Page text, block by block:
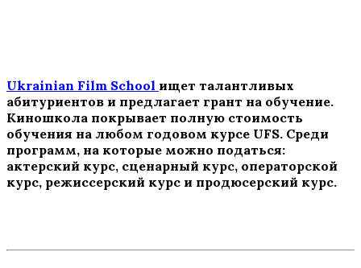
Ukrainian Film School ищет талантливых
абитуриентов и предлагает грант на обучение.
Киношкола покрывает полную стоимость
обучения на любом годовом курсе UFS. Среди
программ, на которые можно податься:
актерский курс, сценарный курс, операторской
курс, режиссерский курс и продюсерский курс.